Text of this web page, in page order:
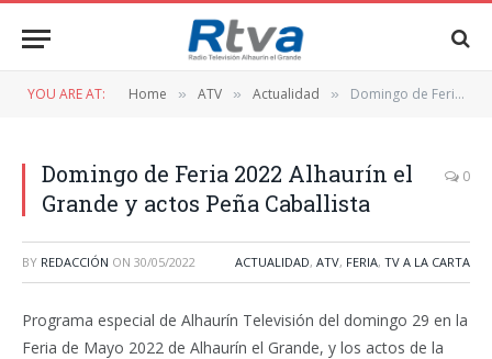
YOU ARE AT: Home » ATV » Actualidad » Domingo de Feria 2022 Alhaurín el Grande y actos Peña Caballista
Domingo de Feria 2022 Alhaurín el
Grande y actos Peña Caballista
0
BY REDACCIÓN ON 30/05/2022 ACTUALIDAD, ATV, FERIA, TV A LA CARTA
Programa especial de Alhaurín Televisión del domingo 29 en la
Feria de Mayo 2022 de Alhaurín el Grande, y los actos de la